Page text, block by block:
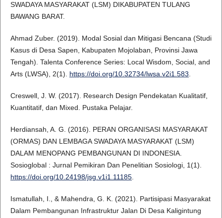
SWADAYA MASYARAKAT (LSM) DIKABUPATEN TULANG
BAWANG BARAT.
Ahmad Zuber. (2019). Modal Sosial dan Mitigasi Bencana (Studi
Kasus di Desa Sapen, Kabupaten Mojolaban, Provinsi Jawa
Tengah). Talenta Conference Series: Local Wisdom, Social, and
Arts (LWSA), 2(1). https://doi.org/10.32734/lwsa.v2i1.583.
Creswell, J. W. (2017). Research Design Pendekatan Kualitatif,
Kuantitatif, dan Mixed. Pustaka Pelajar.
Herdiansah, A. G. (2016). PERAN ORGANISASI MASYARAKAT
(ORMAS) DAN LEMBAGA SWADAYA MASYARAKAT (LSM)
DALAM MENOPANG PEMBANGUNAN DI INDONESIA.
Sosioglobal : Jurnal Pemikiran Dan Penelitian Sosiologi, 1(1).
https://doi.org/10.24198/jsg.v1i1.11185.
Ismatullah, I., & Mahendra, G. K. (2021). Partisipasi Masyarakat
Dalam Pembangunan Infrastruktur Jalan Di Desa Kaligintung